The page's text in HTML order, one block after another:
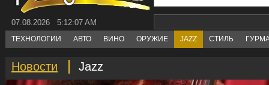
07.08.2026 5:12:08 AM
ТЕХНОЛОГИИ АВТО ВИНО ОРУЖИЕ JAZZ СТИЛЬ
Новости Jazz